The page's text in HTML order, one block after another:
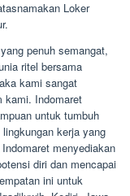
Loker
penuh semangat,
ritel bersama
kami sangat
kami. Indomaret
untuk tumbuh
kerja yang
menyediakan
diri dan mencapai
ini untuk